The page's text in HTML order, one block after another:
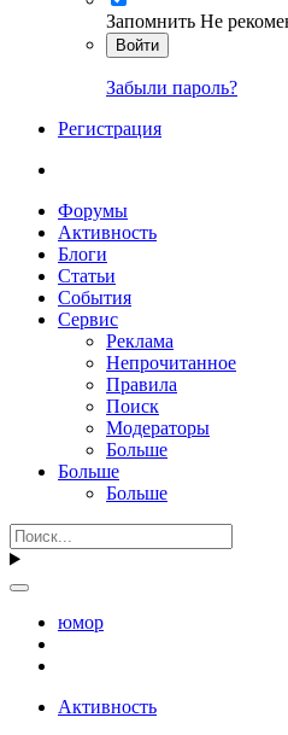
Запомнить Не
Войти
Забыли пароль?
Регистрация
Форумы
Активность
Блоги
Статьи
События
Сервис
Реклама
Непрочитанное
Правила
Поиск
Модераторы
Больше
Больше
Больше
юмор
Активность